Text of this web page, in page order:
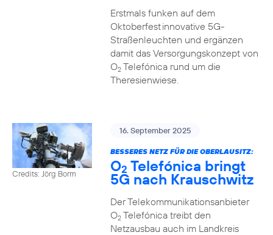
Erstmals funken auf dem
Oktoberfest innovative 5G-
Straßenleuchten und ergänzen
damit das Versorgungskonzept von
O2Telefónica rund um die
Theresienwiese.
Credits: Jörg Borm
16. September 2025
BESSERES NETZ FÜR DIE OBERLAUSITZ:
O2 Telefónica bringt
5G nach Krauschwitz
Der Telekommunikationsanbieter
O2Telefónica treibt den
Netzausbau auch im Landkreis